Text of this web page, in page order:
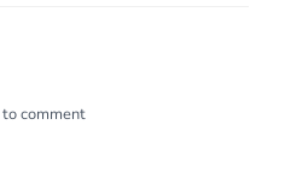
to comment